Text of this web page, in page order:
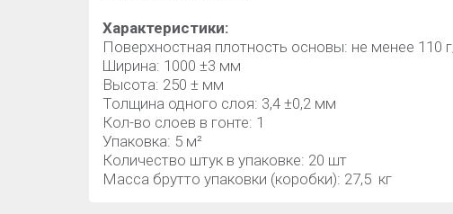
Характеристики:
Поверхностная плотность основы: не менее 110
Ширина: 1000 ±3 мм
Высота: 250 ± мм
Толщина одного слоя: 3,4 ±0,2 мм
Кол-во слоев в гонте: 1
Упаковка: 5 м²
Количество штук в упаковке: 20 шт
Масса брутто упаковки (коробки): 27,5 кг